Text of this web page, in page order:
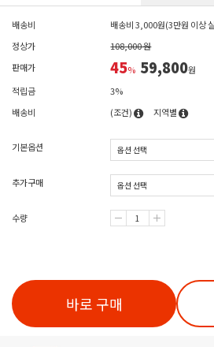
배송비
배송비 3,000원(3만원 이상
정상가
108,000 원
판매가
45% 59,800원
적립금
3%
배송비
(조건) 지역별
기본옵션
추가구매
수량
바로 구매